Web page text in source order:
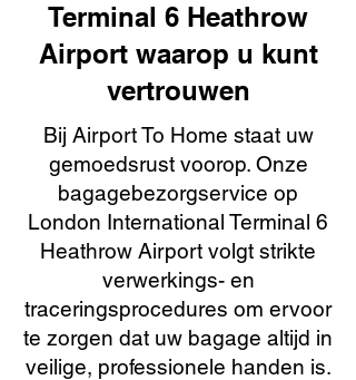
Terminal 6 Heathrow
Airport waarop u kunt
vertrouwen
Bij Airport To Home staat uw
gemoedsrust voorop. Onze
bagagebezorgservice op
London International Terminal 6
Heathrow Airport volgt strikte
verwerkings- en
traceringsprocedures om ervoor
te zorgen dat uw bagage altijd in
veilige, professionele handen is.